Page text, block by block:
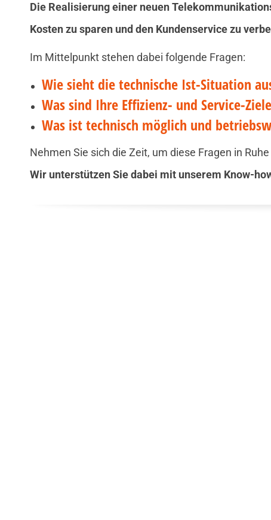
Die Realisierung einer neuen
Kosten zu sparen und den Kundenservice zu
Im Mittelpunkt stehen dabei folgende Fragen:
Wie sieht die technische Ist-Situation
Was sind Ihre Effizienz- und Service-
Was ist technisch möglich und
Nehmen Sie sich die Zeit, um diese Fragen in
Wir unterstützen Sie dabei mit unserem Know-